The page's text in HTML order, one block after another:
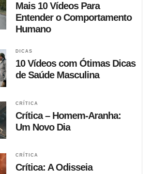
Mais 10 Vídeos Para
Entender o Comportamento
Humano
DICAS
10 Vídeos com Ótimas Dicas
de Saúde Masculina
CRÍTICA
Crítica – Homem-Aranha:
Um Novo Dia
CRÍTICA
Crítica: A Odisseia